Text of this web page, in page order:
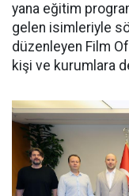
yana eğitim
gelen isimleriyle
düzenleyen Film
kişi ve kurumlara